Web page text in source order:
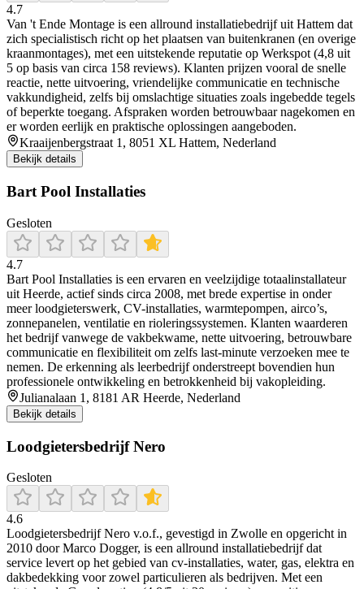
4.7
Van 't Ende Montage is een allround installatiebedrijf uit Hattem dat
zich specialistisch richt op het plaatsen van buitenkranen (en overige
kraanmontages), met een uitstekende reputatie op Werkspot (4,8 uit
5 op basis van circa 158 reviews). Klanten prijzen vooral de snelle
reactie, nette uitvoering, vriendelijke communicatie en technische
vakkundigheid, zelfs bij omslachtige situaties zoals ingebedde tegels
of beperkte toegang. Afspraken worden betrouwbaar nagekomen en
er worden eerlijk en praktische oplossingen aangeboden.
Kraaijenbergstraat 1, 8051 XL Hattem, Nederland
Bekijk details
Bart Pool Installaties
Gesloten
4.7
Bart Pool Installaties is een ervaren en veelzijdige totaalinstallateur
uit Heerde, actief sinds circa 2008, met brede expertise in onder
meer loodgieterswerk, CV-installaties, warmtepompen, airco’s,
zonnepanelen, ventilatie en rioleringssystemen. Klanten waarderen
het bedrijf vanwege de vakbekwame, nette uitvoering, betrouwbare
communicatie en flexibiliteit om zelfs last-minute verzoeken mee te
nemen. De erkenning als leerbedrijf onderstreept bovendien hun
professionele ontwikkeling en betrokkenheid bij vakopleiding.
Julianalaan 1, 8181 AR Heerde, Nederland
Bekijk details
Loodgietersbedrijf Nero
Gesloten
4.6
Loodgietersbedrijf Nero v.o.f., gevestigd in Zwolle en opgericht in
2010 door Marco Dogger, is een allround installatiebedrijf dat
service levert op het gebied van cv-installaties, water, gas, elektra en
dakbedekking voor zowel particulieren als bedrijven. Met een